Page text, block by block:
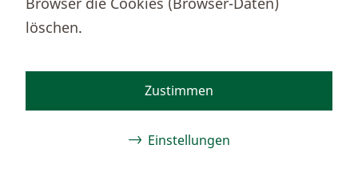
löschen.
Einstellungen
Zustimmen